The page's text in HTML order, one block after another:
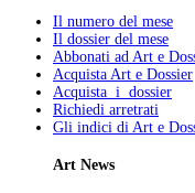
Il numero del mese
Il dossier del mese
Abbonati ad Art e
Acquista Art e Dossier
Acquista i dossier
Richiedi arretrati
Gli indici di Art e
Art News